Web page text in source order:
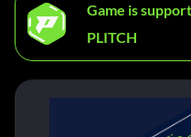
Game is
PLITCH